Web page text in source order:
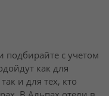
с учетом
как для
и для тех, кто